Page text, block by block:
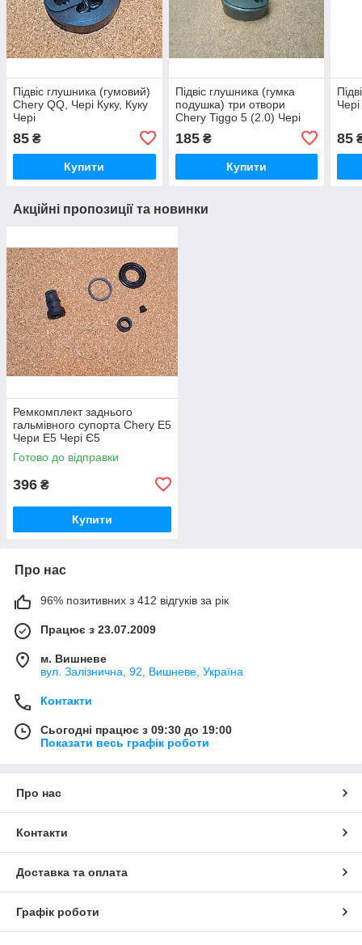
Підвіс глушника (гумовий)
Chery QQ, Чері Куку, Куку
Чері
85 ₴
Купити
Підвіс глушника (гумка
подушка) три отвори
Chery Tiggo 5 (2.0) Чері
185₴
Купити
85
Акційні пропозиції та новинки
Ремкомплект заднього
гальмівного супорта Chery E5
Чери Е5 Чері Є5
Готово до відправки
396 ₴
Купити
Про нас
96% позитивних з 412 відгуків за рік
Працює з 23.07.2009
м. Вишневе
вул. Залізнична, 92, Вишневе, Україна
Контакти
Сьогодні працює з 09:30 до 19:00
Показати весь графік роботи
Про нас
Контакти
Доставка та оплата
Графік роботи